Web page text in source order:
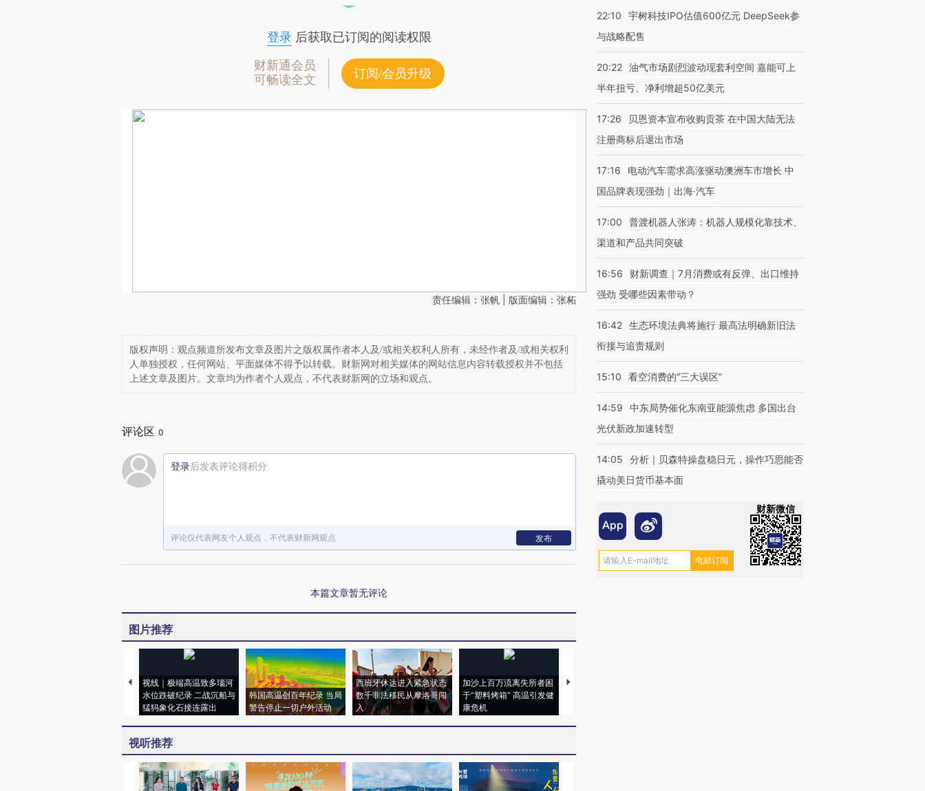
登录后获取已订阅的阅读权限
财新通会员
可畅读全文
订阅/会员升级
责任编辑：张帆 | 版面编辑：张柘
版权声明：观点频道所发布文章及图片之版权属作者本人及/或相关权利人所有，未经作者及/或相关权利
人单独授权，任何网站、平面媒体不得予以转载。财新网对相关媒体的网站信息内容转载授权并不包括
上述文章及图片。文章均为作者个人观点，不代表财新网的立场和观点。
评论区 0
登录后发表评论得积分
评论仅代表网友个人观点，不代表财新网观点 发布
本篇文章暂无评论
图片推荐
视线｜极端高温致多瑙河
水位跌破纪录 二战沉船与
猛犸象化石接连露出
韩国高温创百年纪录 当局
警告停止一切户外活动
西班牙休达进入紧急状态
数千非法移民从摩洛哥闯
入
加沙上百万流离失所者困
于“塑料烤箱” 高温引发健
康危机
视线｜HYROX的吸金
视听推荐
22:10
宇树科技IPO估值600亿元 DeepSeek参
与战略配售
20:22 油气市场剧烈波动现套利空间 嘉能可上
半年扭亏、净利增超50亿美元
17:26
贝恩资本宣布收购贡茶 在中国大陆无法
注册商标后退出市场
17:16
电动汽车需求高涨驱动澳洲车市增长 中
国品牌表现强劲｜出海·汽车
17:00
普渡机器人张涛：机器人规模化靠技术、
渠道和产品共同突破
16:56
财新调查｜7月消费或有反弹、出口维持
强劲 受哪些因素带动？
16:42 生态环境法典将施行 最高法明确新旧法
衔接与追责规则
15:10 看空消费的“三大误区”
14:59
中东局势催化东南亚能源焦虑 多国出台
光伏新政加速转型
14:05
分析｜贝森特操盘稳日元，操作巧思能否
撬动美日货币基本面
财新微信